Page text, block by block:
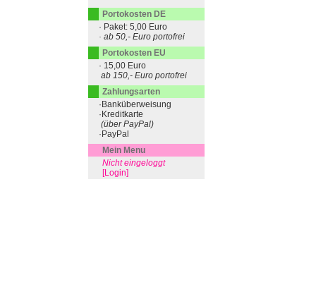
Portokosten DE
· Paket: 5,00 Euro
· ab 50,- Euro portofrei
Portokosten EU
· 15,00 Euro
ab 150,- Euro portofrei
Zahlungsarten
·Banküberweisung
·Kreditkarte
(über PayPal)
·PayPal
Mein Menu
Nicht eingeloggt
[Login]